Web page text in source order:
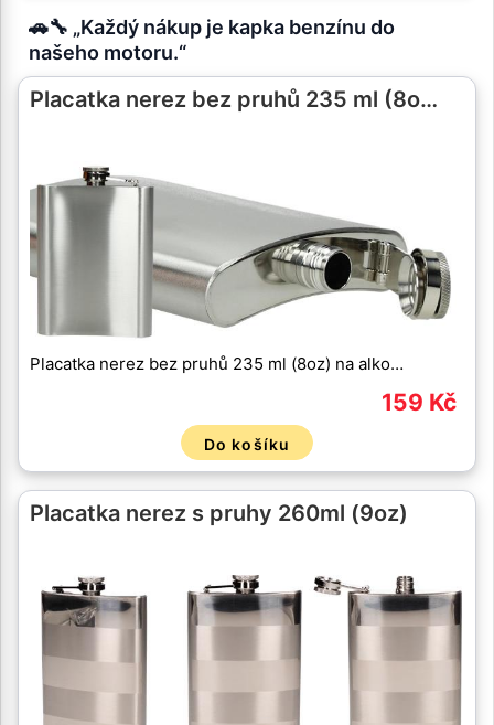
🚗🔧 „Každý nákup je kapka benzínu do
našeho motoru.“
Placatka nerez bez pruhů 235 ml (8o…
Placatka nerez bez pruhů 235 ml (8oz) na alko…
159 Kč
Do košíku
Placatka nerez s pruhy 260ml (9oz)